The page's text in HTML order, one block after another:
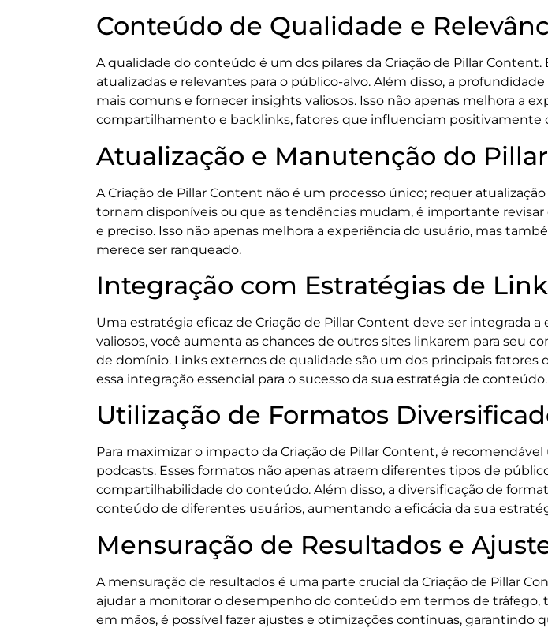
Conteúdo de Qualidade e
A qualidade do conteúdo é um dos pilares da Criação de Pillar
atualizadas e relevantes para o público-alvo. Além disso, a
mais comuns e fornecer insights valiosos. Isso não apenas melhora a
compartilhamento e backlinks, fatores que influenciam positivamente
Atualização e Manutenção do
A Criação de Pillar Content não é um processo único; requer
tornam disponíveis ou que as tendências mudam, é importante
e preciso. Isso não apenas melhora a experiência do usuário, mas
merece ser ranqueado.
Integração com Estratégias de
Uma estratégia eficaz de Criação de Pillar Content deve ser integrada
valiosos, você aumenta as chances de outros sites linkarem para seu
de domínio. Links externos de qualidade são um dos principais
essa integração essencial para o sucesso da sua estratégia de conteúdo.
Utilização de Formatos
Para maximizar o impacto da Criação de Pillar Content, é
podcasts. Esses formatos não apenas atraem diferentes tipos de
compartilhabilidade do conteúdo. Além disso, a diversificação de
conteúdo de diferentes usuários, aumentando a eficácia da sua
Mensuração de Resultados e
A mensuração de resultados é uma parte crucial da Criação de Pillar
ajudar a monitorar o desempenho do conteúdo em termos de tráfego,
em mãos, é possível fazer ajustes e otimizações contínuas,